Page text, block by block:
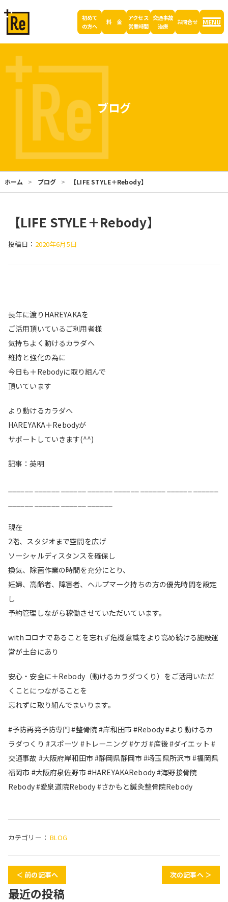
初めて
の方へ
料 金
アクセス
営業時間
交通事故
治療
お問合せ MENU
ブログ
ホーム ブログ 【LIFE STYLE＋Rebody】
【LIFE STYLE＋Rebody】
投稿日： 2020年6月5日
長年に渡りHAREYAKAを
ご活用頂いているご利用者様
気持ちよく動けるカラダへ
維持と強化の為に
今日も＋Rebodyに取り組んで
頂いています
より動けるカラダへ
HAREYAKA＋Rebodyが
サポートしていきます(^^)
記事：英明
現在
2階、スタジオまで空間を広げ
ソーシャルディスタンスを確保し
換気、除菌作業の時間を充分にとり、
妊婦、高齢者、障害者、ヘルプマーク持ちの方の優先時間を設定
し
予約管理しながら稼働させていただいています。
withコロナであることを忘れず危機意識をより高め続ける施設運
営が土台にあり
安心・安全に＋Rebody（動けるカラダつくり）をご活用いただ
くことにつながることを
忘れずに取り組んでまいります。
#予防再発予防専門 #整骨院 #岸和田市 #Rebody #より動けるカ
ラダつくり #スポーツ #トレーニング #ケガ #産後 #ダイエット #
交通事故 #大阪府岸和田市 #静岡県静岡市 #埼玉県所沢市 #福岡県
福岡市 #大阪府泉佐野市 #HAREYAKARebody #海野接骨院
Rebody #愛泉道院Rebody #さかもと鍼灸整骨院Rebody
カテゴリー： BLOG
＜ 前の記事へ 次の記事へ ＞
最近の投稿